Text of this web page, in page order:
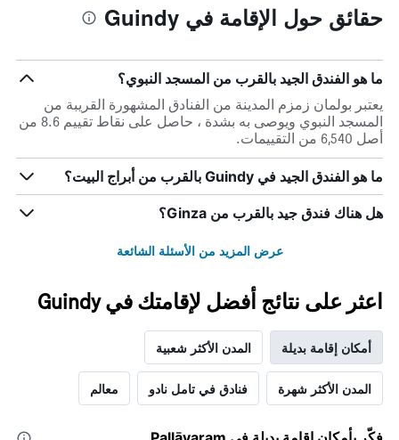
حقائق حول الإقامة في Guindy
ما هو الفندق الجيد بالقرب من المسجد النبوي؟
يعتبر بولمان زمزم المدينة من الفنادق المشهورة القريبة من
المسجد النبوي ويوصى به بشدة ، حاصل على نقاط تقييم 8.6 من
أصل 6,540 من التقييمات.
ما هو الفندق الجيد في Guindy بالقرب من أبراج البيت؟
هل هناك فندق جيد بالقرب من Ginza؟
عرض المزيد من الأسئلة الشائعة
اعثر على نتائج أفضل لإقامتك في Guindy
أمكان إقامة بديلة المدن الأكثر شعبية
المدن الأكثر شهرة فنادق في تامل نادو معالم